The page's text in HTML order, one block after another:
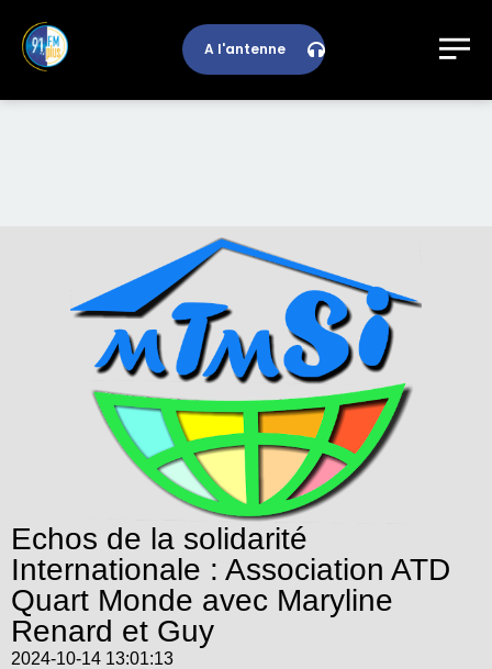
A l'antenne
Echos de la solidarité
Internationale : Association ATD
Quart Monde avec Maryline
Renard et Guy
2024-10-14 13:01:13